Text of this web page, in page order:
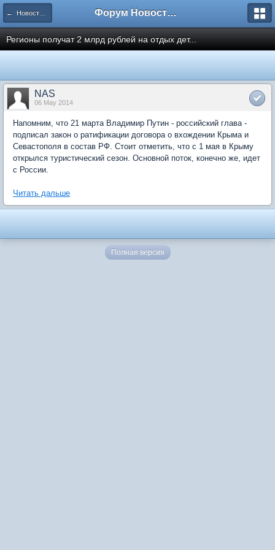
← Новости рынка недвижимости Форум Новостройки
Регионы получат 2 млрд рублей на отдых дет...
NAS
06 May 2014
Напомним, что 21 марта Владимир Путин - российский глава -
подписал закон о ратификации договора о вхождении Крыма и
Севастополя в состав РФ. Стоит отметить, что с 1 мая в Крыму
открылся туристический сезон. Основной поток, конечно же, идет
с России.
Читать дальше
Полная версия